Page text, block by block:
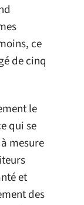
ce
de cinq
le
qui se
mesure
et
des